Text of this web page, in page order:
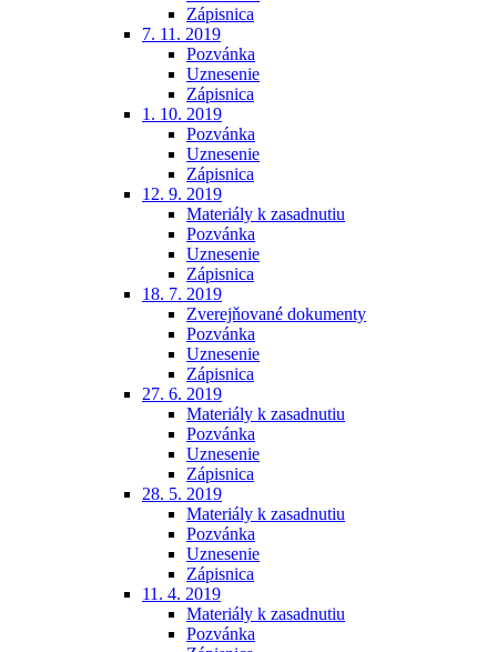
Zápisnica
7. 11. 2019
Pozvánka
Uznesenie
Zápisnica
1. 10. 2019
Pozvánka
Uznesenie
Zápisnica
12. 9. 2019
Materiály k zasadnutiu
Pozvánka
Uznesenie
Zápisnica
18. 7. 2019
Zverejňované dokumenty
Pozvánka
Uznesenie
Zápisnica
27. 6. 2019
Materiály k zasadnutiu
Pozvánka
Uznesenie
Zápisnica
28. 5. 2019
Materiály k zasadnutiu
Pozvánka
Uznesenie
Zápisnica
11. 4. 2019
Materiály k zasadnutiu
Pozvánka